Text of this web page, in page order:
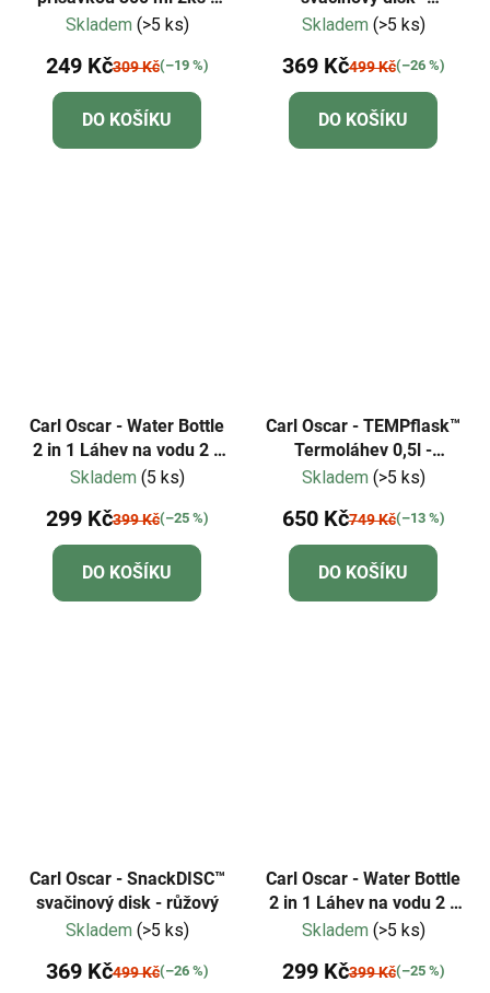
Cat
Skladem (>5 ks)
249 Kč309 Kč(–19 %)
DO KOŠÍKU
mentolový/velbloud
Skladem (>5 ks)
369 Kč499 Kč(–26 %)
DO KOŠÍKU
Carl Oscar - Water Bottle
2 in 1 Láhev na vodu 2 v
1 - tyrkysová
Skladem (5 ks)
299 Kč399 Kč(–25 %)
DO KOŠÍKU
Carl Oscar - TEMPflask™
Termoláhev 0,5l -
oranžová
Skladem (>5 ks)
650 Kč749 Kč(–13 %)
DO KOŠÍKU
Carl Oscar - SnackDISC™
svačinový disk - růžový
Skladem (>5 ks)
369 Kč499 Kč(–26 %)
Carl Oscar - Water Bottle
2 in 1 Láhev na vodu 2 v
1 - limetková
Skladem (>5 ks)
299 Kč399 Kč(–25 %)